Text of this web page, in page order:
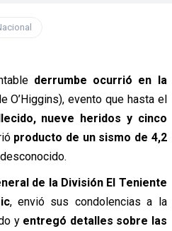
derrumbe ocurrió en la
O’Higgins), evento que hasta el
nueve heridos y cinco
producto de un sismo de 4,2
de la División El Teniente
, envió sus condolencias a la
y entregó detalles sobre las